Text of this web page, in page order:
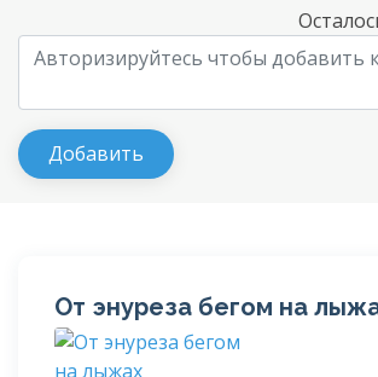
От энуреза бегом на